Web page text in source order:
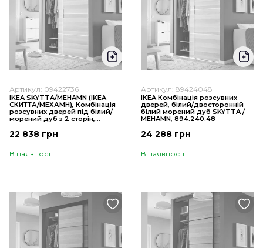
Артикул: 09422736
IKEA SKYTTA/MEHAMN (ІKEA
СКИТТА/МЕХАМН), Комбінація
розсувних дверей під білий/
морений дуб з 2 сторін,
22 838 грн
В наявності
Артикул: 89424048
IKEA Комбінація розсувних
дверей, білий/двосторонній
білий морений дуб SKYTTA /
MEHAMN, 894.240.48
24 288 грн
В наявності